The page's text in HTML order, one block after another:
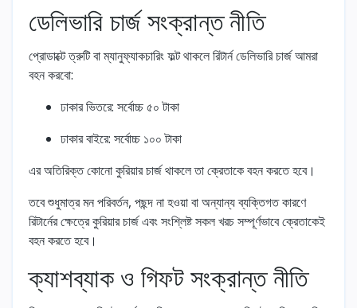
ডেলিভারি চার্জ সংক্রান্ত নীতি
প্রোডাক্টে ত্রুটি বা ম্যানুফ্যাকচারিং ফল্ট থাকলে রিটার্ন ডেলিভারি চার্জ আমরা
বহন করবো:
ঢাকার ভিতরে: সর্বোচ্চ ৫০ টাকা
ঢাকার বাইরে: সর্বোচ্চ ১০০ টাকা
এর অতিরিক্ত কোনো কুরিয়ার চার্জ থাকলে তা ক্রেতাকে বহন করতে হবে।
তবে শুধুমাত্র মন পরিবর্তন, পছন্দ না হওয়া বা অন্যান্য ব্যক্তিগত কারণে
রিটার্নের ক্ষেত্রে কুরিয়ার চার্জ এবং সংশ্লিষ্ট সকল খরচ সম্পূর্ণভাবে ক্রেতাকেই
বহন করতে হবে।
ক্যাশব্যাক ও গিফট সংক্রান্ত নীতি